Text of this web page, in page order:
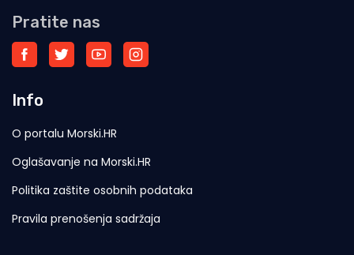
Pratite nas
Info
O portalu Morski.HR
Oglašavanje na Morski.HR
Politika zaštite osobnih podataka
Pravila prenošenja sadržaja